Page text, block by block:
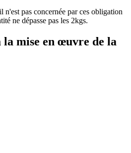
n'est pas concernée par ces obligation
ne dépasse pas les 2kgs.
la mise en œuvre de la